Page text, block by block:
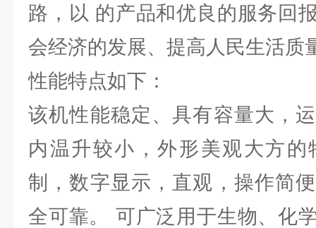
路，以 的产品和优良的服务回
会经济的发展、提高人民生活质
性能特点如下：
该机性能稳定、具有容量大，
内温升较小，外形美观大方
制，数字显示，直观，操作简
全可靠。 可广泛用于生物、化